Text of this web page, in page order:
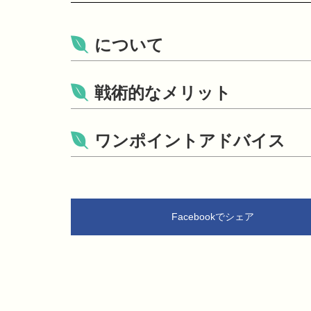
について
戦術的なメリット
ワンポイントアドバイス
Facebookでシェア